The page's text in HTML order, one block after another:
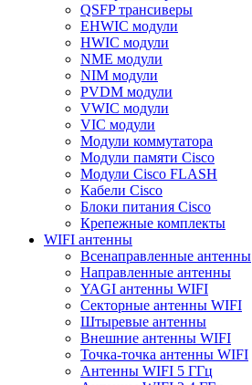
QSFP трансиверы
EHWIC модули
HWIC модули
NME модули
NIM модули
PVDM модули
VWIC модули
VIC модули
Модули коммутатора
Модули памяти Cisco
Модули Cisco FLASH
Кабели Cisco
Блоки питания Cisco
Крепежные комплекты
WIFI антенны
Всенаправленные антенны
Направленные антенны
YAGI антенны WIFI
Секторные антенны WIFI
Штыревые антенны
Внешние антенны WIFI
Точка-точка антенны WIFI
Антенны WIFI 5 ГГц